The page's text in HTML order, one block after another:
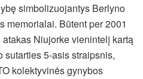
simbolizuojantys Berlyno
memorialai. Būtent per 2001
Niujorke vienintelį kartą
sutarties 5-asis straipsnis,
kolektyvinės gynybos